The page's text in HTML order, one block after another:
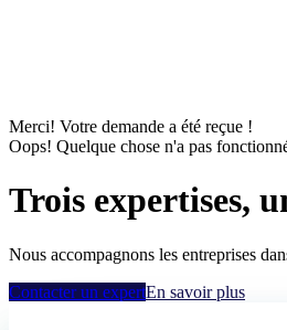
Merci! Votre demande a été reçue !
Oops! Quelque chose n'a pas
Trois expertises,
Nous accompagnons les entreprises
Contacter un expertEn savoir plus